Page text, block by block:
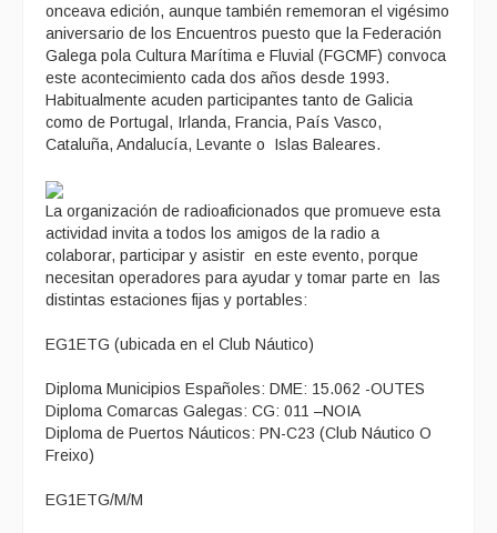
onceava edición, aunque también rememoran el vigésimo
aniversario de los Encuentros puesto que la Federación
Galega pola Cultura Marítima e Fluvial (FGCMF) convoca
este acontecimiento cada dos años desde 1993.
Habitualmente acuden participantes tanto de Galicia
como de Portugal, Irlanda, Francia, País Vasco,
Cataluña, Andalucía, Levante o Islas Baleares.
La organización de radioaficionados que promueve esta
actividad invita a todos los amigos de la radio a
colaborar, participar y asistir en este evento, porque
necesitan operadores para ayudar y tomar parte en las
distintas estaciones fijas y portables:
EG1ETG (ubicada en el Club Náutico)
Diploma Municipios Españoles: DME: 15.062 -OUTES
Diploma Comarcas Galegas: CG: 011 –NOIA
Diploma de Puertos Náuticos: PN-C23 (Club Náutico O
Freixo)
EG1ETG/M/M